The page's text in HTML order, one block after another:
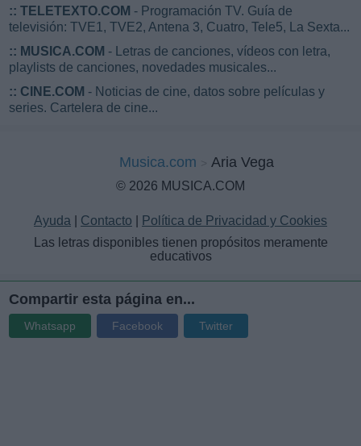
:: TELETEXTO.COM - Programación TV. Guía de
televisión: TVE1, TVE2, Antena 3, Cuatro, Tele5, La Sexta...
:: MUSICA.COM - Letras de canciones, vídeos con letra,
playlists de canciones, novedades musicales...
:: CINE.COM - Noticias de cine, datos sobre películas y
series. Cartelera de cine...
Musica.com Aria Vega
© 2026 MUSICA.COM
Ayuda Contacto
Política de Privacidad y Cookies
Las letras disponibles tienen propósitos meramente
educativos
Compartir esta página en...
Whatsapp Facebook Twitter